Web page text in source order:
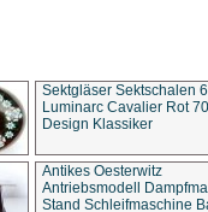
Sektgläser Sektschalen
Luminarc Cavalier Rot
Design Klassiker
Antikes Oesterwitz
Antriebsmodell
Stand Schleifmaschine